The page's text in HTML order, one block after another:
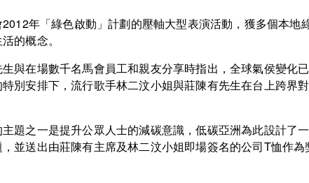
2012年「綠色啟動」計劃的壓軸大型表演活動，獲多個本
的概念。
與在場數千名馬會員工和親友分享時指出，全球氣侯變
別安排下，流行歌手林二汶小姐與莊陳有先生在台上跨
題之一是提升公眾人士的減碳意識，低碳亞洲為此設計
並送出由莊陳有主席及林二汶小姐即場簽名的公司T恤作為